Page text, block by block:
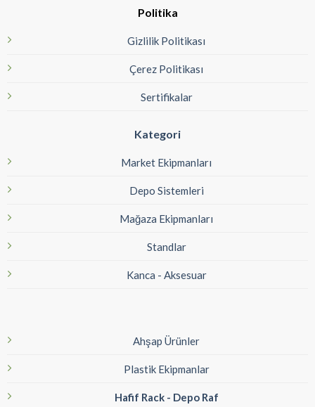
Politika
Gizlilik Politikası
Çerez Politikası
Sertifikalar
Kategori
Market Ekipmanları
Depo Sistemleri
Mağaza Ekipmanları
Standlar
Kanca - Aksesuar
Ahşap Ürünler
Plastik Ekipmanlar
Hafif Rack - Depo Raf